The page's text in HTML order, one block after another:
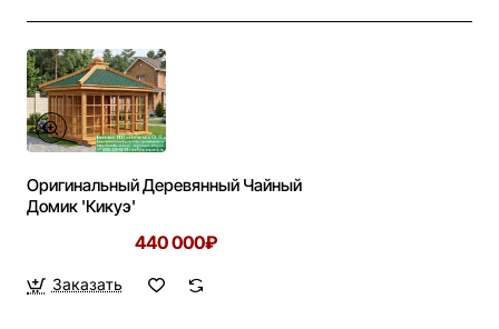
Оригинальный Деревянный Чайный
Домик 'Кикуэ'
440 000₽
Заказать